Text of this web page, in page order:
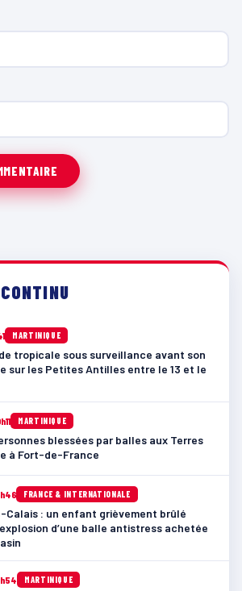
MARTINIQUE
tropicale sous surveillance avant son
sur les Petites Antilles entre le 13 et le
MARTINIQUE
blessées par balles aux Terres
à Fort-de-France
FRANCE & INTERNATIONALE
Calais : un enfant grièvement brûlé
d’une balle antistress achetée
MARTINIQUE